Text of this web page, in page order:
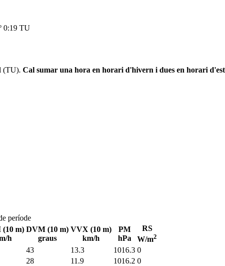
0:19 TU
(TU). Cal sumar una hora en horari d'hivern i dues en horari
període
m)
h
DVM (10 m)
graus
VVX (10 m)
km/h
PM
hPa
RS
W/m2
43 13.3 1016.3 0
28 11.9 1016.2 0